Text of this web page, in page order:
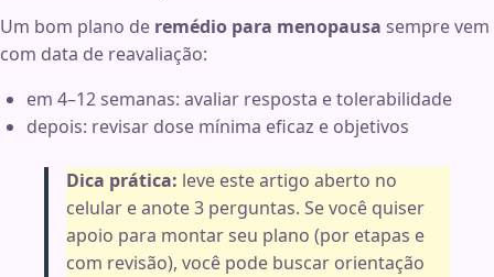
Um bom plano de remédio para menopausa sempre vem
com data de reavaliação:
em 4–12 semanas: avaliar resposta e tolerabilidade
depois: revisar dose mínima eficaz e objetivos
Dica prática: leve este artigo aberto no
celular e anote 3 perguntas. Se você quiser
apoio para montar seu plano (por etapas e
com revisão), você pode buscar orientação